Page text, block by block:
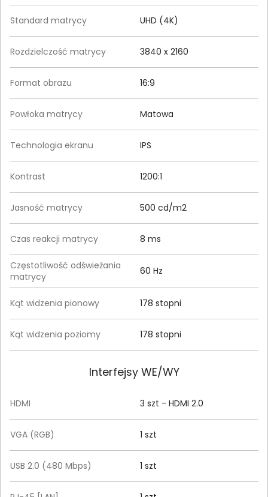
Standard matrycy UHD (4K)
Rozdzielczość matrycy 3840 x 2160
Format obrazu 16:9
Powłoka matrycy Matowa
Technologia ekranu IPS
Kontrast 1200:1
Jasność matrycy 500 cd/m2
Czas reakcji matrycy 8 ms
Częstotliwość odświeżania
matrycy
60 Hz
Kąt widzenia pionowy 178 stopni
Kąt widzenia poziomy 178 stopni
Interfejsy WE/WY
HDMI 3 szt - HDMI 2.0
VGA (RGB) 1 szt
USB 2.0 (480 Mbps) 1 szt